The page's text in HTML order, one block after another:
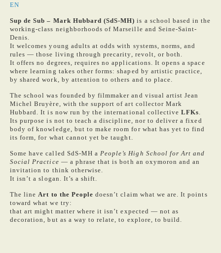
EN
Sup de Sub – Mark Hubbard (SdS-MH)is a school based in the
working-class neighborhoods of Marseille and Seine-Saint-
Denis.
It welcomes young adults at odds with systems, norms, and
rules — those living through precarity, revolt, or both.
It offers no degrees, requires no applications. It opens a space
where learning takes other forms: shaped by artistic practice,
by shared work, by attention to others and to place.
The school was founded by filmmaker and visual artist Jean
Michel Bruyère, with the support of art collector Mark
Hubbard. It is now run by the international collectiveLFKs.
Its purpose is not to teach a discipline, nor to deliver a fixed
body of knowledge, but to make room for what has yet to find
its form, for what cannot yet be taught.
Some have called SdS-MH aPeople’s High School for Art and
Social Practice — a phrase that is both an oxymoron and an
invitation to think otherwise.
It isn’t a slogan. It’s a shift.
The lineArt to the People doesn’t claim what we are. It points
toward what we try:
that art might matter where it isn’t expected — not as
decoration, but as a way to relate, to explore, to build.